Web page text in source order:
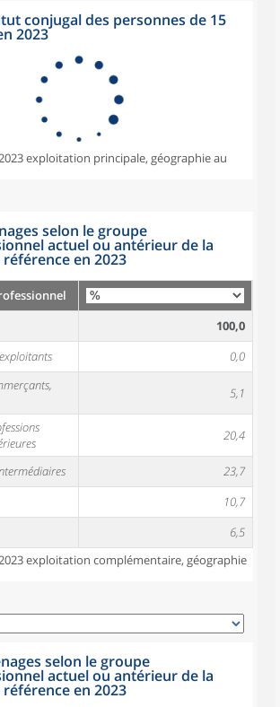
conjugal des personnes de 15
2023
exploitation principale, géographie au
selon le groupe
actuel ou antérieur de la
en 2023
100,0
0,0
5,1
20,4
23,7
10,7
6,5
exploitation complémentaire, géographie
selon le groupe
actuel ou antérieur de la
en 2023